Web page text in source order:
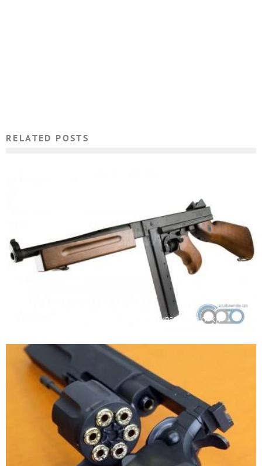
RELATED POSTS
В СКОРОМ ВРЕМЕНИ ВЫЙДЕТ THOMPSON GBB ОТ KA